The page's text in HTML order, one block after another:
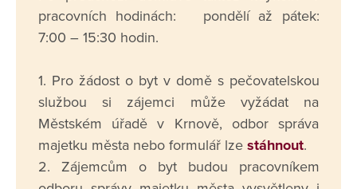
pracovních hodinách: pondělí až pátek:
7:00 – 15:30 hodin.
1. Pro žádost o byt v domě s pečovatelskou
službou si zájemci může vyžádat na
Městském úřadě v Krnově, odbor správa
majetku města nebo formulář lze stáhnout.
2. Zájemcům o byt budou pracovníkem